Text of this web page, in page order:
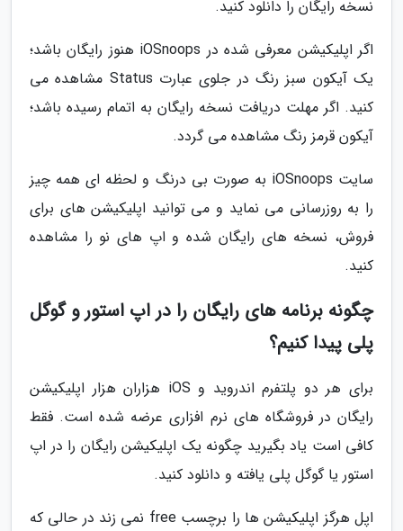
نسخه رایگان را دانلود کنید.
اگر اپلیکیشن معرفی شده در iOSnoops هنوز رایگان باشد؛
یک آیکون سبز رنگ در جلوی عبارت Status مشاهده می
کنید. اگر مهلت دریافت نسخه رایگان به اتمام رسیده باشد؛
آیکون قرمز رنگ مشاهده می گردد.
سایت iOSnoops به صورت بی درنگ و لحظه ای همه چیز
را به روزرسانی می نماید و می توانید اپلیکیشن های برای
فروش، نسخه های رایگان شده و اپ های نو را مشاهده
کنید.
چگونه برنامه های رایگان را در اپ استور و گوگل
پلی پیدا کنیم؟
برای هر دو پلتفرم اندروید و iOS هزاران هزار اپلیکیشن
رایگان در فروشگاه های نرم افزاری عرضه شده است. فقط
کافی است یاد بگیرید چگونه یک اپلیکیشن رایگان را در اپ
استور یا گوگل پلی یافته و دانلود کنید.
اپل هرگز اپلیکیشن ها را برچسب free نمی زند در حالی که